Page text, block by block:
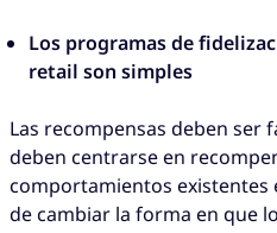
Los programas de
retail son simples
Las recompensas deben ser
deben centrarse en
comportamientos
de cambiar la forma en que